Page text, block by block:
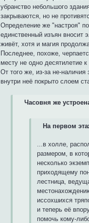
убранство небольшого
закрываются, но не
Определение же "настроя"
единственный изъян вносит
живёт, хотя и магия
Последнее, похоже,
месту не одно десятилетие к
От того же, из-за не-наличия
внутри неё покрыто слоем
Часовня же
На первом
...в холле,
размером, в
несколько
приходящему
лестница,
иссохшихся
и теперь её
помочь кому-